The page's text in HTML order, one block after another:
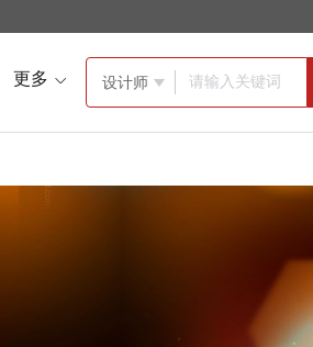
更多  设计师 